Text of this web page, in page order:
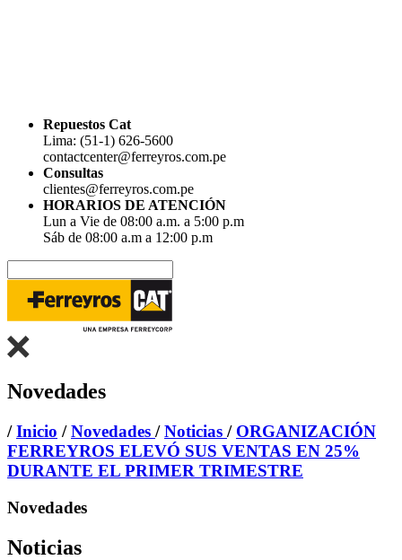
Repuestos Cat
Lima: (51-1) 626-5600
contactcenter@ferreyros.com.pe
Consultas
clientes@ferreyros.com.pe
HORARIOS DE ATENCIÓN
Lun a Vie de 08:00 a.m. a 5:00 p.m
Sáb de 08:00 a.m a 12:00 p.m
Novedades
/Inicio /Novedades /Noticias / ORGANIZACIÓN
FERREYROS ELEVÓ SUS VENTAS EN 25%
DURANTE EL PRIMER TRIMESTRE
Novedades
Noticias